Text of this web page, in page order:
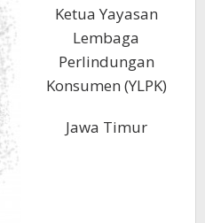
Ketua Yayasan
Lembaga
Perlindungan
Konsumen (YLPK)
Jawa Timur